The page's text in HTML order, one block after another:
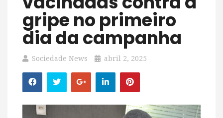
gripe no primeiro
dia da campanha
Sociedade News abril 2, 2025